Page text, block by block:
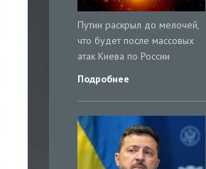
Путин раскрыл до мелочей,
что будет после массовых
атак Киева по России
Подробнее